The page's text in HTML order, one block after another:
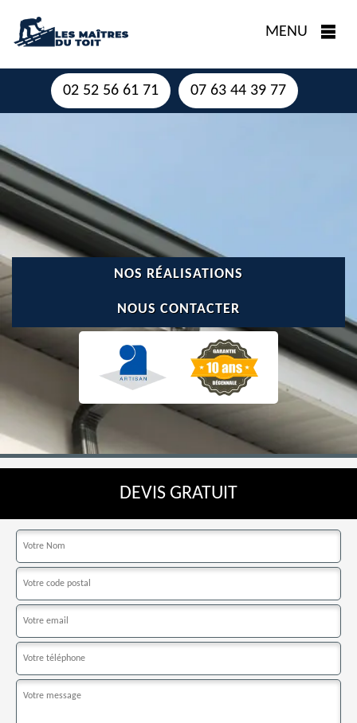
MENU
02 52 56 61 71 07 63 44 39 77
NOS RÉALISATIONS
NOUS CONTACTER
DEVIS GRATUIT